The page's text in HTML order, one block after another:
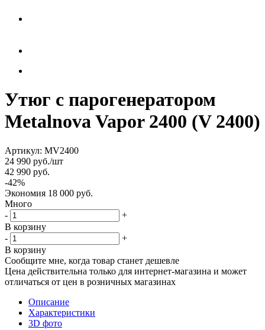
Утюг с парогенератором
Metalnova Vapor 2400 (V 2400)
Артикул: MV2400
24 990 руб./шт
42 990 руб.
-42%
Экономия 18 000 руб.
Много
-
+
В корзину
-
+
В корзину
Сообщите мне, когда товар станет дешевле
Цена действительна только для интернет-магазина и может
отличаться от цен в розничных магазинах
Описание
Характеристики
3D фото